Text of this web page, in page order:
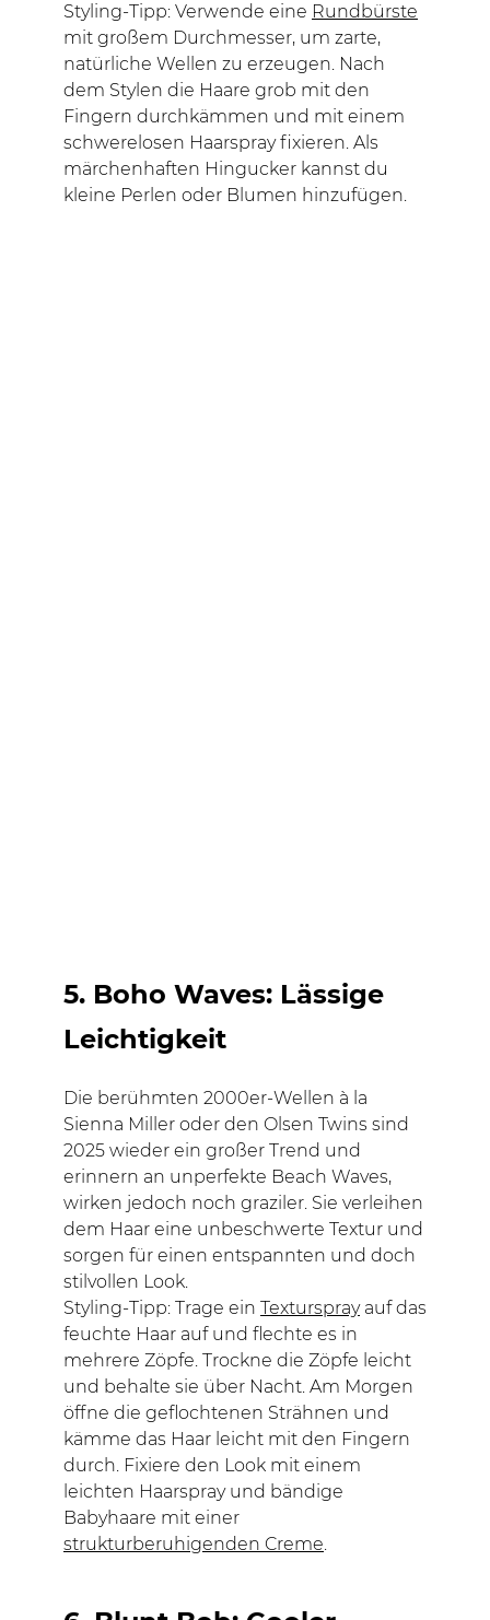
Styling-Tipp: Verwende eine Rundbürste
mit großem Durchmesser, um zarte,
natürliche Wellen zu erzeugen. Nach
dem Stylen die Haare grob mit den
Fingern durchkämmen und mit einem
schwerelosen Haarspray fixieren. Als
märchenhaften Hingucker kannst du
kleine Perlen oder Blumen hinzufügen.
5. Boho Waves: Lässige
Leichtigkeit
Die berühmten 2000er-Wellen à la
Sienna Miller oder den Olsen Twins sind
2025 wieder ein großer Trend und
erinnern an unperfekte Beach Waves,
wirken jedoch noch graziler. Sie verleihen
dem Haar eine unbeschwerte Textur und
sorgen für einen entspannten und doch
stilvollen Look.
Styling-Tipp: Trage ein Textursprayauf das
feuchte Haar auf und flechte es in
mehrere Zöpfe. Trockne die Zöpfe leicht
und behalte sie über Nacht. Am Morgen
öffne die geflochtenen Strähnen und
kämme das Haar leicht mit den Fingern
durch. Fixiere den Look mit einem
leichten Haarspray und bändige
Babyhaare mit einer
strukturberuhigenden Creme.